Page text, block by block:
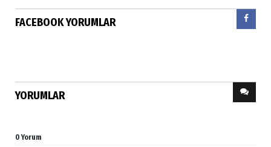
FACEBOOK YORUMLAR
YORUMLAR
0 Yorum